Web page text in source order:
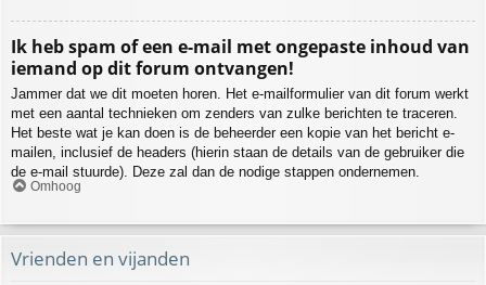
Ik heb spam of een e-mail met ongepaste inhoud van
iemand op dit forum ontvangen!
Jammer dat we dit moeten horen. Het e-mailformulier van dit forum werkt
met een aantal technieken om zenders van zulke berichten te traceren.
Het beste wat je kan doen is de beheerder een kopie van het bericht e-
mailen, inclusief de headers (hierin staan de details van de gebruiker die
de e-mail stuurde). Deze zal dan de nodige stappen ondernemen.
Omhoog
Vrienden en vijanden